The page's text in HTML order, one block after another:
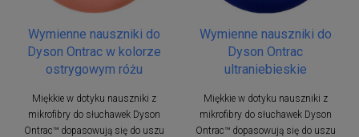
Wymienne nauszniki do
Dyson Ontrac w kolorze
ostrygowym różu
Miękkie w dotyku nauszniki z
mikrofibry do słuchawek Dyson
Ontrac™ dopasowują się do uszu
Wymienne nauszniki do
Dyson Ontrac
ultraniebieskie
Miękkie w dotyku nauszniki z
mikrofibry do słuchawek Dyson
Ontrac™ dopasowują się do uszu